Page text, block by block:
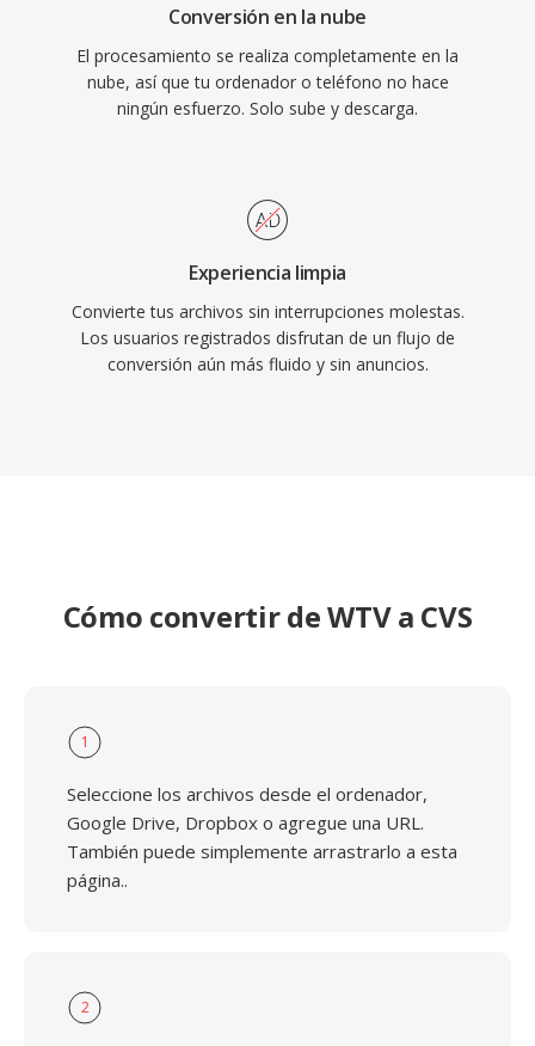
Conversión en la nube
El procesamiento se realiza completamente en la
nube, así que tu ordenador o teléfono no hace
ningún esfuerzo. Solo sube y descarga.
Experiencia limpia
Convierte tus archivos sin interrupciones molestas.
Los usuarios registrados disfrutan de un flujo de
conversión aún más fluido y sin anuncios.
Cómo convertir de WTV a CVS
1
Seleccione los archivos desde el ordenador,
Google Drive, Dropbox o agregue una URL.
También puede simplemente arrastrarlo a esta
página..
2